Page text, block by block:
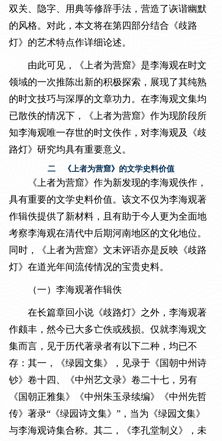
双关、隐字、用典等修辞手法，营造了诙谐幽默
的风格。对此，本文将在第四部分结合《歧路
灯》的艺术特点作详细论述。
由此可见，《上者为营窟》是李海观在时文
领域的一次推陈出新的积极探索，展现了其纯熟
的时文技巧与深厚的文章功力。在李海观文集均
已散佚的情况下，《上者为营窟》作为现阶段所
知李海观唯一存世的时文佚作，对李海观及《歧
路灯》研究均具有重要意义。
二 《上者为营窟》的文学史料价值
《上者为营窟》作为新发现的李海观佚作，
具有重要的文学史料价值。该文不仅为李海观著
作辑佚提供了新材料，且有助于今人更为全面地
考察李海观在清代中后期河南地区的文化地位。
同时，《上者为营窟》文末评语亦是反映《歧路
灯》在道光年间流传情况的宝贵史料。
（一）李海观著作辑佚
在长篇章回小说《歧路灯》之外，李海观著
作颇丰，然今已大多亡佚或残损。仅就李海观文
集而言，见于历代著录者有以下二种，均已不
存：其一，《绿园文集》，见录于《国朝中州诗
钞》卷十四、《中州艺文录》卷二十七，另有
《国朝正雅集》《中州朱玉录续编》《中州先哲
传》著录“《绿园诗文集》”，当为《绿园文集》
与李海观诗集合称。其二，《李孔堂制义》，未